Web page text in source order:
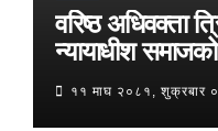
वरिष्ठ अधिवक्ता
न्यायाधीश
११ माघ २०८१, शुक्रबार